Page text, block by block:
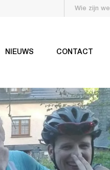
Wie zijn we
NIEUWS CONTACT